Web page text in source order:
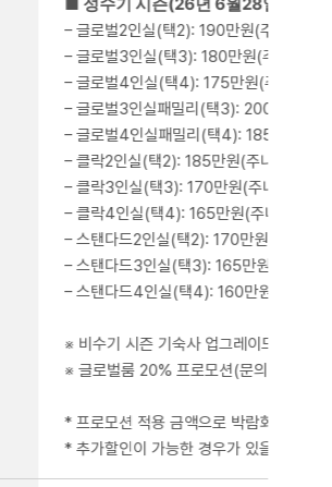
– 글로벌2인실(택2): 190만원(주니어),
– 글로벌3인실(택3): 180만원(주니어),
– 글로벌4인실(택4): 175만원(주니어),
– 글로벌3인실패밀리(택3): 200만원(주
– 글로벌4인실패밀리(택4): 185만원(주
– 클락2인실(택2): 185만원(주니어),
– 클락3인실(택3): 170만원(주니어),
– 클락4인실(택4): 165만원(주니어),
– 스탠다드2인실(택2): 170만원(주니어
– 스탠다드3인실(택3): 165만원(주니어
– 스탠다드4인실(택4): 160만원(주니어
※ 비수기 시즌 기숙사 업그레이드 추가
※ 글로벌룸 20% 프로모션(문의요망)
* 프로모션 적용 금액으로 박람회 및 상시
* 추가할인이 가능한 경우가 있을 수 있